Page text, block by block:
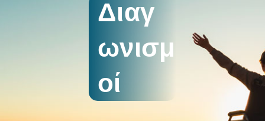
Διαγ
ωνισμ
οί